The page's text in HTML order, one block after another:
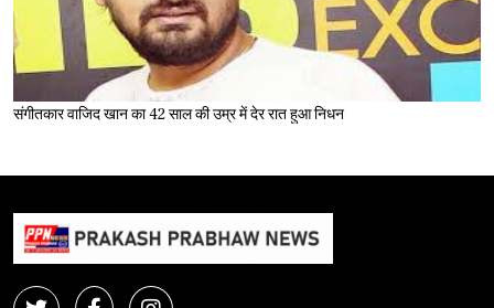
संगीतकार वाजिद खान का 42 साल की उम्र में देर रात हुआ निधन